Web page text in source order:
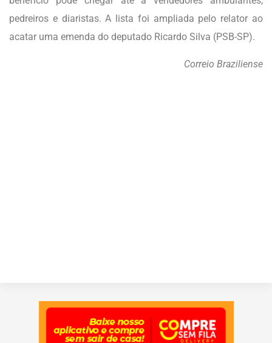
pedreiros e diaristas. A lista foi ampliada pelo relator ao
acatar uma emenda do deputado Ricardo Silva (PSB-SP).
Correio Braziliense